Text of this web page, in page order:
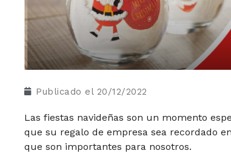
Publicado el 20/12/2022
Las fiestas navideñas son un momento
que su regalo de empresa sea recordado
que son importantes para nosotros.